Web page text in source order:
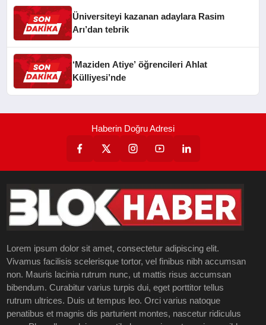
Üniversiteyi kazanan adaylara Rasim
Arı’dan tebrik
‘Maziden Atiye’ öğrencileri Ahlat
Külliyesi’nde
Haberin Doğru Adresi
Lorem ipsum dolor sit amet, consectetur adipiscing elit.
Vivamus facilisis scelerisque tortor, vel finibus nibh accumsan
non. Mauris lacinia rutrum nunc, ut mattis risus accumsan
bibendum. Curabitur varius turpis dui, eget porttitor tellus
rutrum ultrices. Duis ut tempus leo. Orci varius natoque
penatibus et magnis dis parturient montes, nascetur ridiculus